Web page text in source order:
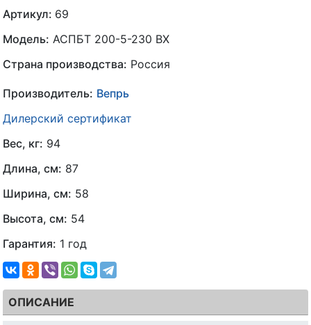
Артикул: 69
Модель: АСПБТ 200-5-230 ВХ
Страна производства: Россия
Производитель: Вепрь
Дилерский сертификат
Вес, кг: 94
Длина, см: 87
Ширина, см: 58
Высота, см: 54
Гарантия: 1 год
ОПИСАНИЕ